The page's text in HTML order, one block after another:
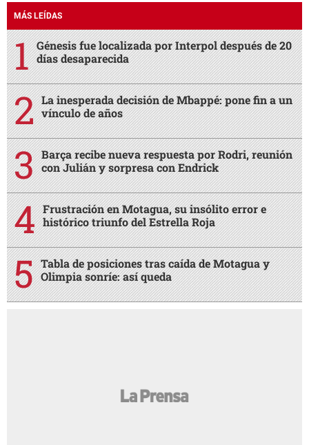
MÁS LEÍDAS
Génesis fue localizada por Interpol después de 20
días desaparecida
La inesperada decisión de Mbappé: pone fin a un
vínculo de años
Barça recibe nueva respuesta por Rodri, reunión
con Julián y sorpresa con Endrick
Frustración en Motagua, su insólito error e
histórico triunfo del Estrella Roja
Tabla de posiciones tras caída de Motagua y
Olimpia sonríe: así queda